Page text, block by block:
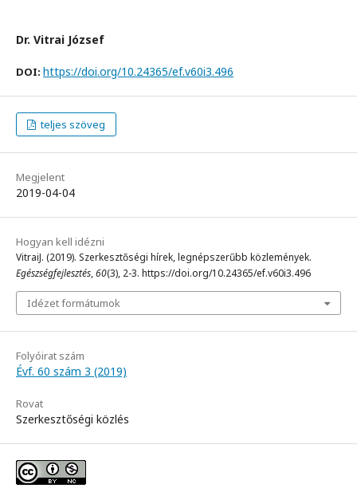
Dr. Vitrai József
DOI: https://doi.org/10.24365/ef.v60i3.496
teljes szöveg
Megjelent
2019-04-04
Hogyan kell idézni
VitraiJ. (2019). Szerkesztőségi hírek, legnépszerűbb közlemények.
Egészségfejlesztés,60(3), 2-3. https://doi.org/10.24365/ef.v60i3.496
Idézet formátumok
Folyóirat szám
Évf. 60 szám 3 (2019)
Rovat
Szerkesztőségi közlés